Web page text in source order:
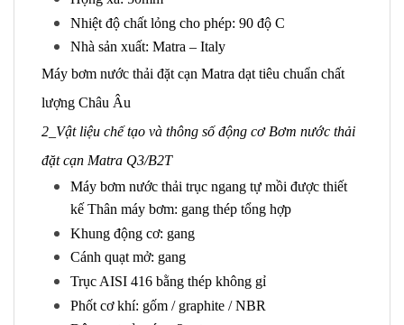
Nhiệt độ chất lỏng cho phép: 90 độ C
Nhà sản xuất: Matra – Italy
Máy bơm nước thải đặt cạn Matra dạt tiêu chuẩn chất
lượng Châu Âu
2_Vật liệu chế tạo và thông số động cơ Bơm nước thải
đặt cạn Matra Q3/B2T
Máy bơm nước thải trục ngang tự mồi được thiết
kế Thân máy bơm: gang thép tổng hợp
Khung động cơ: gang
Cánh quạt mở: gang
Trục AISI 416 bằng thép không gỉ
Phốt cơ khí: gốm / graphite / NBR